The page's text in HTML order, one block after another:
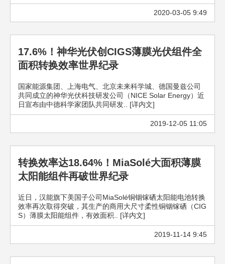
2020-03-05 9:49
17.6%！神华光伏创CIGS薄膜光伏组件全
面积转换效率世界纪录
国家能源集团、上海电气、北京未来科学城、德国曼兹公司
共同成立的神华光伏科技研发公司（NICE Solar Energy）近
日宣布由中德科学家团队共同研发.. [详内文]
2019-12-05 11:05
转换效率达18.64%！MiaSolé大面积薄膜
太阳能组件再破世界纪录
近日，汉能旗下美国子公司MiaSolé铜铟镓硒太阳能电池转换
效率再次取得突破，其生产的商用大尺寸柔性铜铟镓硒（CIG
S）薄膜太阳能组件，有效面积.. [详内文]
2019-11-14 9:45